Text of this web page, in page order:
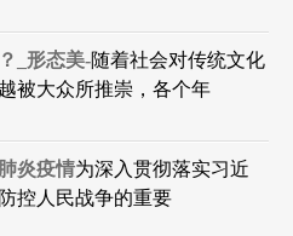
_形态美-随着社会对传统文化
被大众所推崇，各个年
炎疫情为深入贯彻落实习近
控人民战争的重要